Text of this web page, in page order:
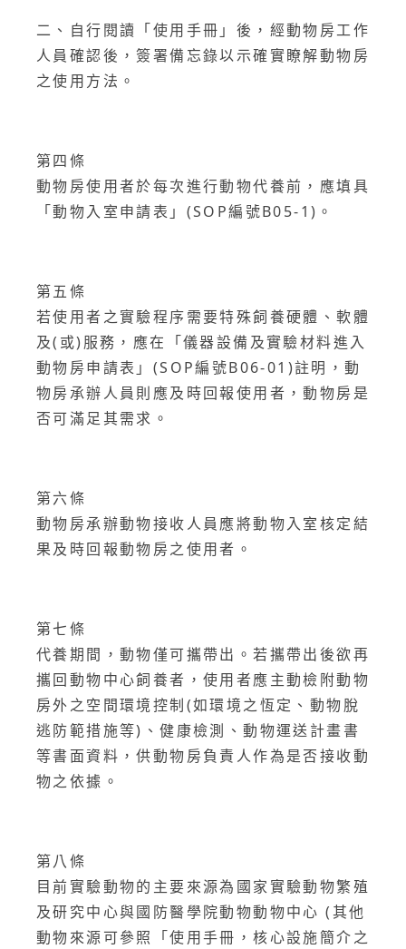
二、自行閱讀「使用手冊」後，經動物房工作
人員確認後，簽署備忘錄以示確實瞭解動物房
之使用方法。
第四條
動物房使用者於每次進行動物代養前，應填具
「動物入室申請表」(SOP編號B05-1)。
第五條
若使用者之實驗程序需要特殊飼養硬體、軟體
及(或)服務，應在「儀器設備及實驗材料進入
動物房申請表」(SOP編號B06-01)註明，動
物房承辦人員則應及時回報使用者，動物房是
否可滿足其需求。
第六條
動物房承辦動物接收人員應將動物入室核定結
果及時回報動物房之使用者。
第七條
代養期間，動物僅可攜帶出。若攜帶出後欲再
攜回動物中心飼養者，使用者應主動檢附動物
房外之空間環境控制(如環境之恆定、動物脫
逃防範措施等)、健康檢測、動物運送計畫書
等書面資料，供動物房負責人作為是否接收動
物之依據。
第八條
目前實驗動物的主要來源為國家實驗動物繁殖
及研究中心與國防醫學院動物動物中心 (其他
動物來源可參照「使用手冊，核心設施簡介之